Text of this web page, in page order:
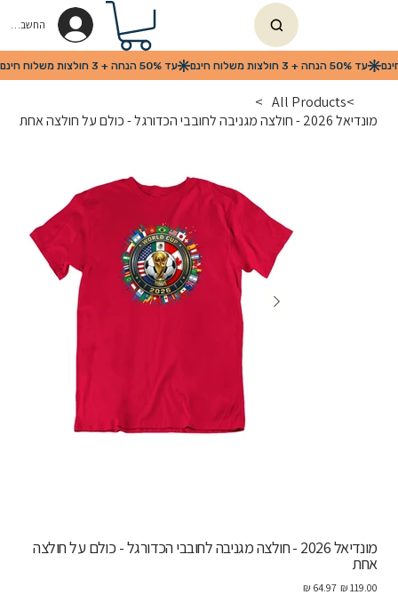
החשבון שלי
>
All Products
>
מונדיאל 2026 - חולצה מגניבה לחובבי הכדורגל - כולם על חולצה אחת
מונדיאל 2026 - חולצה מגניבה לחובבי הכדורגל - כולם על חולצה
אחת
מחיר
מחיר
‏64.97 ‏₪